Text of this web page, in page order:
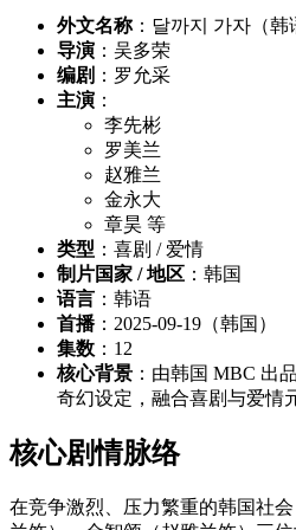
外文名称：달까지 가자（韩
导演 ：吴多荣
编剧 ：罗允采
主演 ：
李先彬
罗美兰
赵雅兰
金永大
章昊 等
类型 ：喜剧 / 爱情
制片国家 / 地区 ：韩国
语言 ：韩语
首播：2025-09-19（韩国）
集数 ：12
核心背景 ：由韩国 MBC 出
奇幻设定，融合喜剧与爱情
核心剧情脉络
在竞争激烈、压力繁重的韩国社